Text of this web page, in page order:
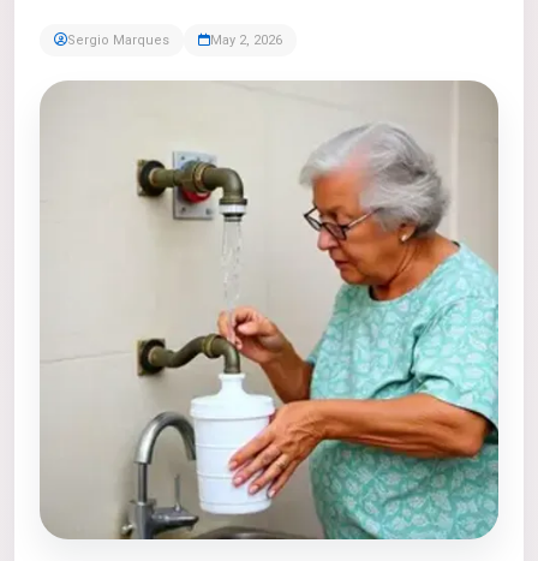
Sergio Marques May 2, 2026